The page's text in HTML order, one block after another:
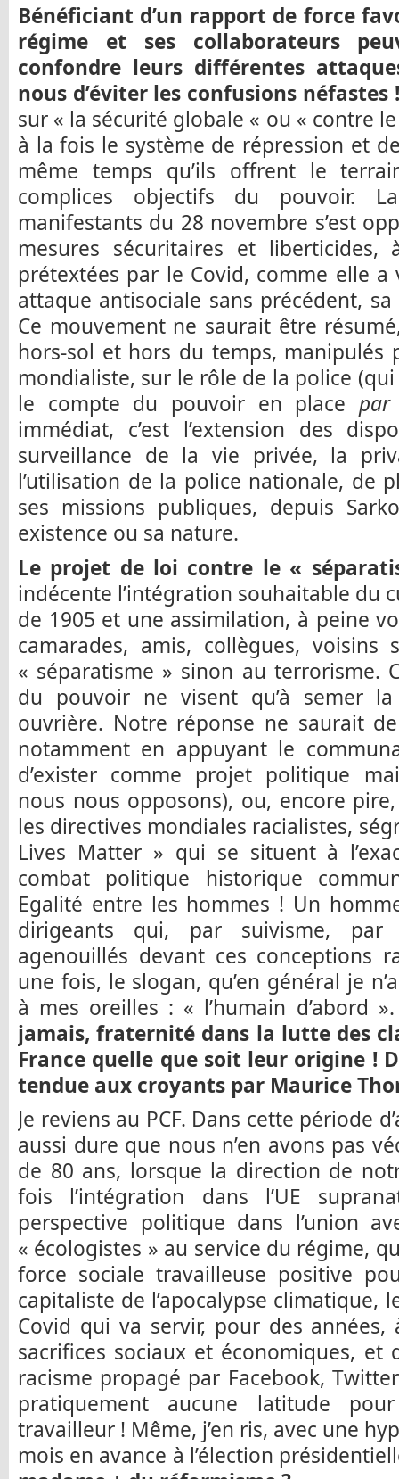
Bénéficiant d’un rapport de force
régime et ses collaborateurs
confondre leurs différentes
nous d’éviter les confusions néfastes !
sur « la sécurité globale « ou « contre
à la fois le système de répression et
même temps qu’ils offrent le
complices objectifs du pouvoir.
manifestants du 28 novembre s’est
mesures sécuritaires et liberticides,
prétextées par le Covid, comme elle
attaque antisociale sans précédent,
Ce mouvement ne saurait être
hors-sol et hors du temps, manipulés
mondialiste, sur le rôle de la police
le compte du pouvoir en place par
immédiat, c’est l’extension des
surveillance de la vie privée, la
l’utilisation de la police nationale, de
ses missions publiques, depuis
existence ou sa nature.
Le projet de loi contre le «
indécente l’intégration souhaitable du
de 1905 et une assimilation, à peine
camarades, amis, collègues, voisins
« séparatisme » sinon au terrorisme.
du pouvoir ne visent qu’à semer
ouvrière. Notre réponse ne saurait
notamment en appuyant le
d’exister comme projet politique
nous nous opposons), ou, encore
les directives mondiales racialistes,
Lives Matter » qui se situent à
combat politique historique
Egalité entre les hommes ! Un
dirigeants qui, par suivisme, par
agenouillés devant ces conceptions
une fois, le slogan, qu’en général je
à mes oreilles : « l’humain d’abord
jamais, fraternité dans la lutte des
France quelle que soit leur origine !
tendue aux croyants par Maurice
Je reviens au PCF. Dans cette période
aussi dure que nous n’en avons pas
de 80 ans, lorsque la direction de
fois l’intégration dans l’UE
perspective politique dans l’union
« écologistes » au service du régime,
force sociale travailleuse positive
capitaliste de l’apocalypse climatique,
Covid qui va servir, pour des
sacrifices sociaux et économiques, et
racisme propagé par Facebook,
pratiquement aucune latitude
travailleur ! Même, j’en ris, avec une
mois en avance à l’élection